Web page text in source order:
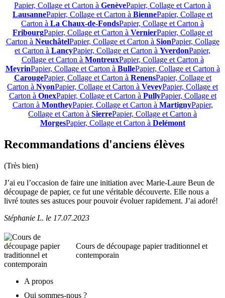
Papier, Collage et Carton à GenèvePapier, Collage et Carton à
LausannePapier, Collage et Carton à BiennePapier, Collage et
Carton à La Chaux-de-FondsPapier, Collage et Carton à
FribourgPapier, Collage et Carton à VernierPapier, Collage et
Carton à NeuchâtelPapier, Collage et Carton à SionPapier, Collage
et Carton à LancyPapier, Collage et Carton à YverdonPapier,
Collage et Carton à MontreuxPapier, Collage et Carton à
MeyrinPapier, Collage et Carton à BullePapier, Collage et Carton à
CarougePapier, Collage et Carton à RenensPapier, Collage et
Carton à NyonPapier, Collage et Carton à VeveyPapier, Collage et
Carton à OnexPapier, Collage et Carton à PullyPapier, Collage et
Carton à MontheyPapier, Collage et Carton à MartignyPapier,
Collage et Carton à SierrePapier, Collage et Carton à
MorgesPapier, Collage et Carton à Delémont
Recommandations d'anciens élèves
(Très bien)
J’ai eu l’occasion de faire une initiation avec Marie-Laure Beun de
découpage de papier, ce fut une véritable découverte. Elle nous a
livré toutes ses astuces pour pouvoir évoluer rapidement. J’ai adoré!
Stéphanie L. le 17.07.2023
Cours de découpage papier traditionnel et
contemporain
A propos
Qui sommes-nous ?